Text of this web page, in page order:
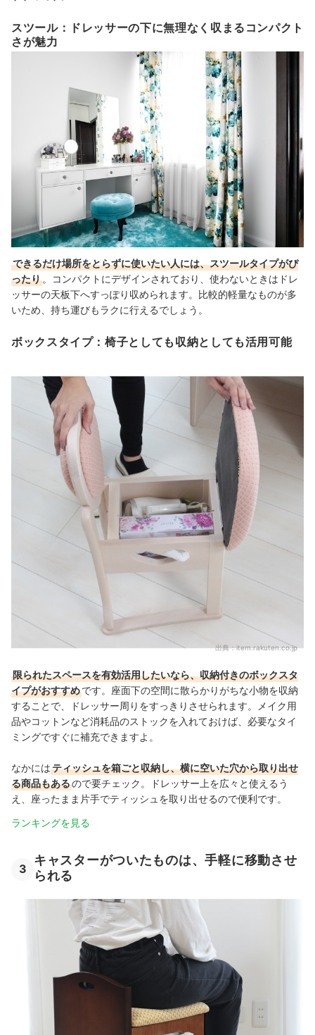
スツール：ドレッサーの下に無理なく収まるコンパクト
さが魅力
できるだけ場所をとらずに使いたい人には、スツールタイプがぴ
ったり 。コンパクトにデザインされており、使わないときはドレ
ッサーの天板下へすっぽり収められます。比較的軽量なものが多
いため、持ち運びもラクに行えるでしょう。
ボックスタイプ：椅子としても収納としても活用可能
出典：item.rakuten.co.jp
限られたスペースを有効活用したいなら、収納付きのボックスタ
イプがおすすめです。座面下の空間に散らかりがちな小物を収納
することで、ドレッサー周りをすっきりさせられます。メイク用
品やコットンなど消耗品のストックを入れておけば、必要なタイ
ミングですぐに補充できますよ。
なかにはティッシュを箱ごと収納し、横に空いた穴から取り出せ
る商品もあるので要チェック。ドレッサー上を広々と使えるう
え、座ったまま片手でティッシュを取り出せるので便利です。
ランキングを見る
3
キャスターがついたものは、手軽に移動させ
られる